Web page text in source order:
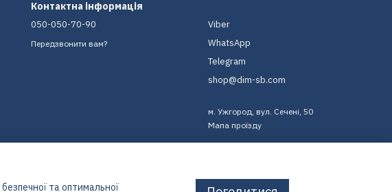
Контактна інформація
050-050-70-90
Передзвонити вам?
Viber
WhatsApp
Telegram
shop@dim-sb.com
м. Ужгород, вул. Сечені, 50
Мапа проїзду
та оптимальної